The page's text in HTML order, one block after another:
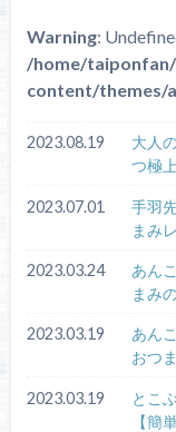
Warning:
/home/
content/themes/
2023.08.19
大人
つ極
2023.07.01
手羽
まみ
2023.03.24
あん
まみ
2023.03.19
あん
おつ
2023.03.19
とこ
【簡